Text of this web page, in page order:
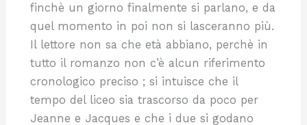
finchè un giorno finalmente si parlano, e da
quel momento in poi non si lasceranno più.
Il lettore non sa che età abbiano, perchè in
tutto il romanzo non c’è alcun riferimento
cronologico preciso ; si intuisce che il
tempo del liceo sia trascorso da poco per
Jeanne e Jacques e che i due si godano